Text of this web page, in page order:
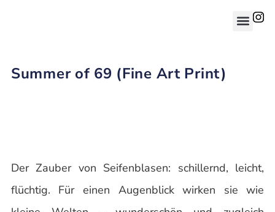
Summer of 69 (Fine Art Print)
Der Zauber von Seifenblasen: schillernd, leicht,
flüchtig. Für einen Augenblick wirken sie wie